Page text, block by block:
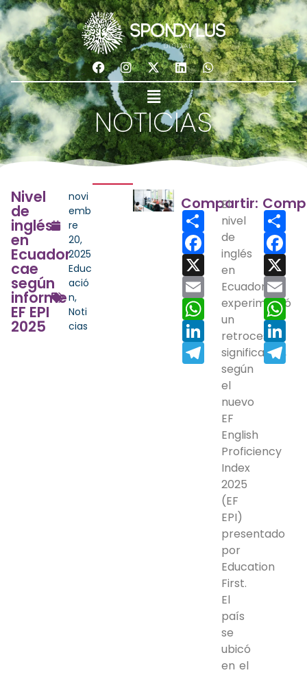
NOTICIAS
Nivel
de
inglés
en
Ecuador
cae
según
informe
EF EPI
2025
novi
emb
re
20,
2025
Educ
ació
n,
Noti
cias
Compartir:
Share
Facebook
X
Email
WhatsApp
LinkedIn
Telegram
El
nivel
de
inglés
en
Ecuador
experimentó
un
retroceso
significativo,
según
el
nuevo
EF
English
Proficiency
Index
2025
(EF
EPI)
presentado
por
Education
First.
El
país
se
ubicó
en el
X